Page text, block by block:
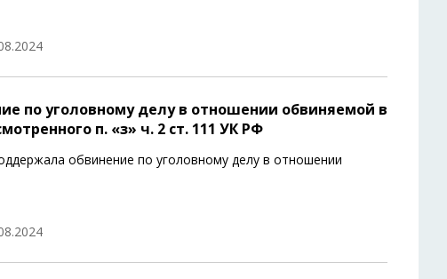
по уголовному делу в отношении обвиняемой в
п. «з» ч. 2 ст. 111 УК РФ
обвинение по уголовному делу в отношении